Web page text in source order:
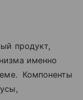
продукт,
именно
Компоненты